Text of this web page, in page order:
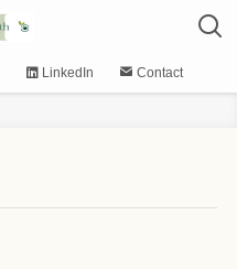
LinkedIn Contact